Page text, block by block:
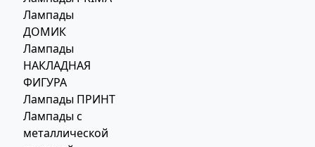
Лампады
ДОМИК
Лампады
НАКЛАДНАЯ
ФИГУРА
Лампады ПРИНТ
Лампады с
металлической